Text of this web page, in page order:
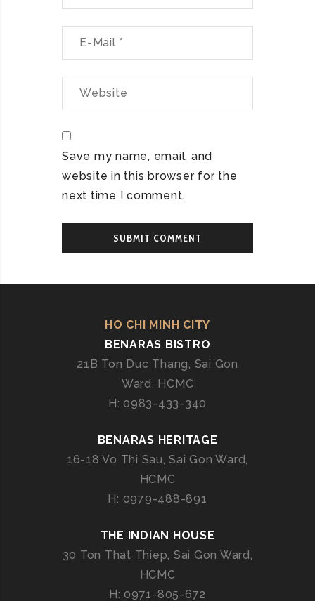
Save my name, email, and
website in this browser for the
next time I comment.
HO CHI MINH CITY
BENARAS BISTRO
21B Ton Duc Thang, Sai Gon
Ward, HCMC
H: 0983-433-340
BENARAS HERITAGE
16-18 Vo Thi Sau, Sai Gon Ward,
HCMC
H: 0979-488-891
THE INDIAN HOUSE
30 Ton That Thiep, Sai Gon Ward,
HCMC
H: 0971-805-672